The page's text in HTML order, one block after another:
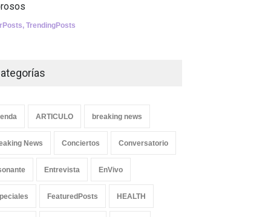
SCIENCE
, TrendingPosts
ARTICULO breaking news
News Conciertos Conversatorio
Entrevista EnVivo
FeaturedPosts HEALTH